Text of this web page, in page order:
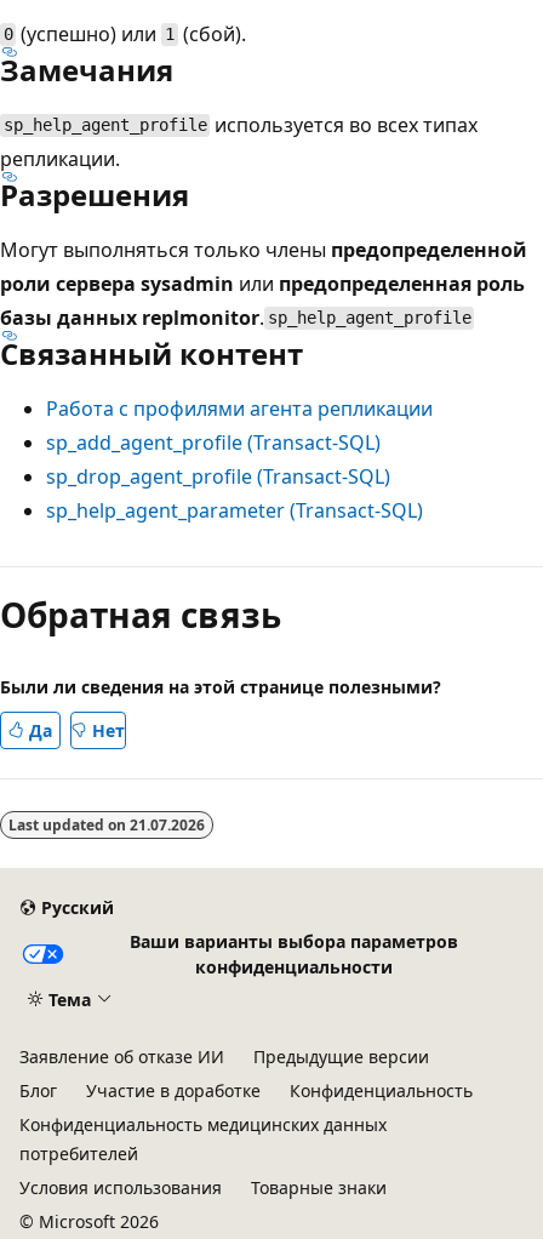
0 (успешно) или 1(сбой).
Замечания
sp_help_agent_profile используется во всех типах
репликации.
Разрешения
Могут выполняться только члены предопределенной
роли сервера sysadmin или предопределенная роль
базы данных replmonitor. sp_help_agent_profile
Связанный контент
Работа с профилями агента репликации
sp_add_agent_profile (Transact-SQL)
sp_drop_agent_profile (Transact-SQL)
sp_help_agent_parameter (Transact-SQL)
Режим
чтения
выключен
Обратная связь
Были ли сведения на этой странице полезными?
Да
Нет
Last updated on 21.07.2026
Русский
Ваши варианты выбора параметров
конфиденциальности
Тема
Заявление об отказе ИИ
Предыдущие версии
Блог
Участие в доработке
Конфиденциальность
Конфиденциальность медицинских данных
потребителей
Условия использования
Товарные знаки
© Microsoft 2026